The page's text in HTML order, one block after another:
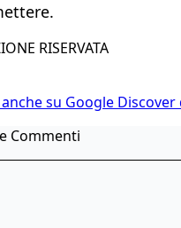
RISERVATA
su Google Discover
Commenti